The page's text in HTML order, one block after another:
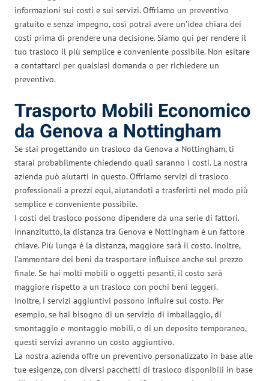
informazioni sui costi e sui servizi. Offriamo un preventivo
gratuito e senza impegno, così potrai avere un’idea chiara dei
costi prima di prendere una decisione. Siamo qui per rendere il
tuo trasloco il più semplice e conveniente possibile. Non esitare
a contattarci per qualsiasi domanda o per richiedere un
preventivo.
Trasporto Mobili Economico
da Genova a Nottingham
Se stai progettando un trasloco da Genova a Nottingham, ti
starai probabilmente chiedendo quali saranno i costi. La nostra
azienda può aiutarti in questo. Offriamo servizi di trasloco
professionali a prezzi equi, aiutandoti a trasferirti nel modo più
semplice e conveniente possibile.
I costi del trasloco possono dipendere da una serie di fattori.
Innanzitutto, la distanza tra Genova e Nottingham è un fattore
chiave. Più lunga è la distanza, maggiore sarà il costo. Inoltre,
l’ammontare dei beni da trasportare influisce anche sul prezzo
finale. Se hai molti mobili o oggetti pesanti, il costo sarà
maggiore rispetto a un trasloco con pochi beni leggeri.
Inoltre, i servizi aggiuntivi possono influire sul costo. Per
esempio, se hai bisogno di un servizio di imballaggio, di
smontaggio e montaggio mobili, o di un deposito temporaneo,
questi servizi avranno un costo aggiuntivo.
La nostra azienda offre un preventivo personalizzato in base alle
tue esigenze, con diversi pacchetti di trasloco disponibili in base